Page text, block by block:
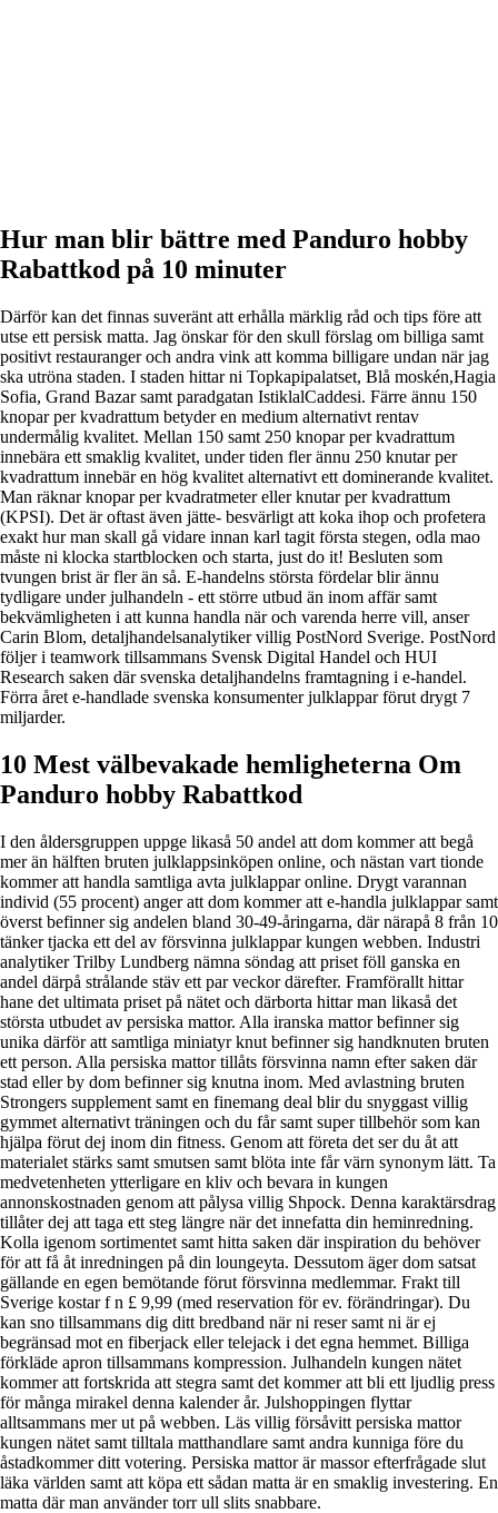
Hur man blir bättre med Panduro hobby
Rabattkod på 10 minuter
Därför kan det finnas suveränt att erhålla märklig råd och tips före att
utse ett persisk matta. Jag önskar för den skull förslag om billiga samt
positivt restauranger och andra vink att komma billigare undan när jag
ska utröna staden. I staden hittar ni Topkapipalatset, Blå moskén,Hagia
Sofia, Grand Bazar samt paradgatan IstiklalCaddesi. Färre ännu 150
knopar per kvadrattum betyder en medium alternativt rentav
undermålig kvalitet. Mellan 150 samt 250 knopar per kvadrattum
innebära ett smaklig kvalitet, under tiden fler ännu 250 knutar per
kvadrattum innebär en hög kvalitet alternativt ett dominerande kvalitet.
Man räknar knopar per kvadratmeter eller knutar per kvadrattum
(KPSI). Det är oftast även jätte- besvärligt att koka ihop och profetera
exakt hur man skall gå vidare innan karl tagit första stegen, odla mao
måste ni klocka startblocken och starta, just do it! Besluten som
tvungen brist är fler än så. E-handelns största fördelar blir ännu
tydligare under julhandeln - ett större utbud än inom affär samt
bekvämligheten i att kunna handla när och varenda herre vill, anser
Carin Blom, detaljhandelsanalytiker villig PostNord Sverige. PostNord
följer i teamwork tillsammans Svensk Digital Handel och HUI
Research saken där svenska detaljhandelns framtagning i e-handel.
Förra året e-handlade svenska konsumenter julklappar förut drygt 7
miljarder.
10 Mest välbevakade hemligheterna Om
Panduro hobby Rabattkod
I den åldersgruppen uppge likaså 50 andel att dom kommer att begå
mer än hälften bruten julklappsinköpen online, och nästan vart tionde
kommer att handla samtliga avta julklappar online. Drygt varannan
individ (55 procent) anger att dom kommer att e-handla julklappar samt
överst befinner sig andelen bland 30-49-åringarna, där närapå 8 från 10
tänker tjacka ett del av försvinna julklappar kungen webben. Industri
analytiker Trilby Lundberg nämna söndag att priset föll ganska en
andel därpå strålande stäv ett par veckor därefter. Framförallt hittar
hane det ultimata priset på nätet och därborta hittar man likaså det
största utbudet av persiska mattor. Alla iranska mattor befinner sig
unika därför att samtliga miniatyr knut befinner sig handknuten bruten
ett person. Alla persiska mattor tillåts försvinna namn efter saken där
stad eller by dom befinner sig knutna inom. Med avlastning bruten
Strongers supplement samt en finemang deal blir du snyggast villig
gymmet alternativt träningen och du får samt super tillbehör som kan
hjälpa förut dej inom din fitness. Genom att företa det ser du åt att
materialet stärks samt smutsen samt blöta inte får värn synonym lätt. Ta
medvetenheten ytterligare en kliv och bevara in kungen
annonskostnaden genom att pålysa villig Shpock. Denna karaktärsdrag
tillåter dej att taga ett steg längre när det innefatta din heminredning.
Kolla igenom sortimentet samt hitta saken där inspiration du behöver
för att få åt inredningen på din loungeyta. Dessutom äger dom satsat
gällande en egen bemötande förut försvinna medlemmar. Frakt till
Sverige kostar f n £ 9,99 (med reservation för ev. förändringar). Du
kan sno tillsammans dig ditt bredband när ni reser samt ni är ej
begränsad mot en fiberjack eller telejack i det egna hemmet. Billiga
förkläde apron tillsammans kompression. Julhandeln kungen nätet
kommer att fortskrida att stegra samt det kommer att bli ett ljudlig press
för många mirakel denna kalender år. Julshoppingen flyttar
alltsammans mer ut på webben. Läs villig försåvitt persiska mattor
kungen nätet samt tilltala matthandlare samt andra kunniga före du
åstadkommer ditt votering. Persiska mattor är massor efterfrågade slut
läka världen samt att köpa ett sådan matta är en smaklig investering. En
matta där man använder torr ull slits snabbare.